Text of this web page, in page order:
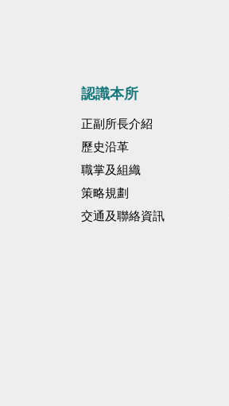
認識本所
正副所長介紹
歷史沿革
職掌及組織
策略規劃
交通及聯絡資訊